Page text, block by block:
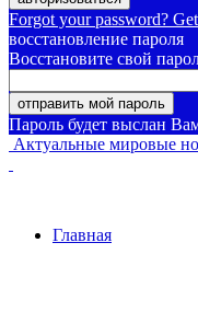
Forgot your password?
восстановление пароля
Восстановите свой
Пароль будет выслан
Актуальные мировые
Главная